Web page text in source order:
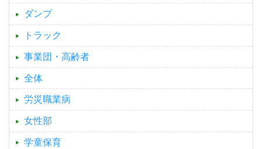
ダンプ
トラック
事業団・高齢者
全体
労災職業病
女性部
学童保育